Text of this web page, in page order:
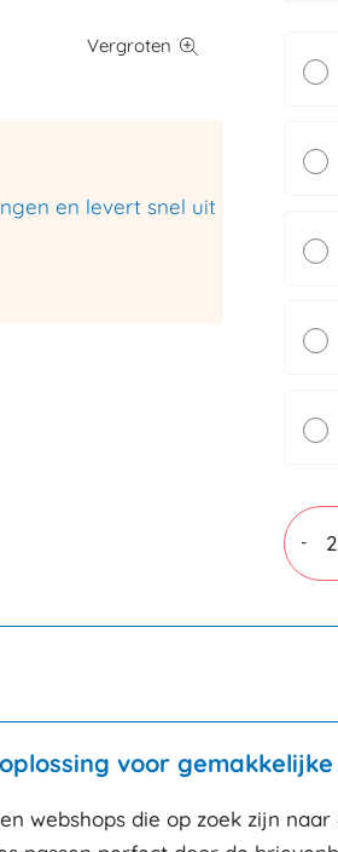
en levert snel uit
-
A4
wit+
voor
webshops die op zoek zijn